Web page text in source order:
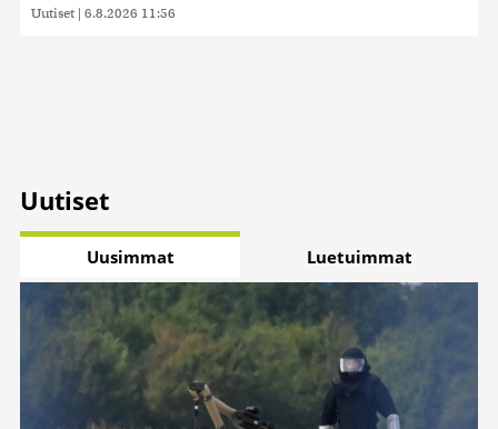
Uutiset | 6.8.2026 11:56
Uutiset
Uusimmat Luetuimmat